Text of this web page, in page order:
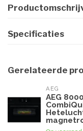
Specificaties
Gerelateerde
AEG
AEG